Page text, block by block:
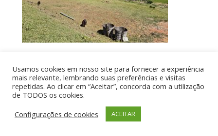
Por aí de Barraca - direitos reservados - Desenvolvido
por UIA WEB
Usamos cookies em nosso site para fornecer a experiência
mais relevante, lembrando suas preferências e visitas
repetidas. Ao clicar em “Aceitar”, concorda com a utilização
de TODOS os cookies.
Configurações de cookies
ACEITAR